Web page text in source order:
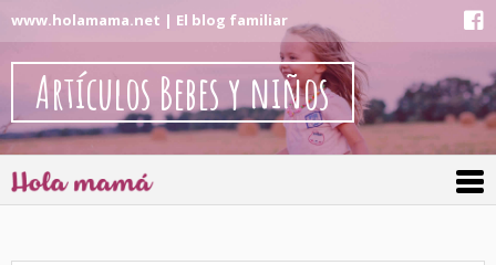
www.holamama.net | El blog familiar
Artículos Bebes y niños